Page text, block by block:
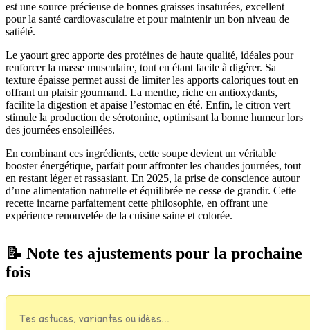
est une source précieuse de bonnes graisses insaturées, excellent
pour la santé cardiovasculaire et pour maintenir un bon niveau de
satiété.
Le yaourt grec apporte des protéines de haute qualité, idéales pour
renforcer la masse musculaire, tout en étant facile à digérer. Sa
texture épaisse permet aussi de limiter les apports caloriques tout en
offrant un plaisir gourmand. La menthe, riche en antioxydants,
facilite la digestion et apaise l’estomac en été. Enfin, le citron vert
stimule la production de sérotonine, optimisant la bonne humeur lors
des journées ensoleillées.
En combinant ces ingrédients, cette soupe devient un véritable
booster énergétique, parfait pour affronter les chaudes journées, tout
en restant léger et rassasiant. En 2025, la prise de conscience autour
d’une alimentation naturelle et équilibrée ne cesse de grandir. Cette
recette incarne parfaitement cette philosophie, en offrant une
expérience renouvelée de la cuisine saine et colorée.
📝 Note tes ajustements pour la prochaine
fois